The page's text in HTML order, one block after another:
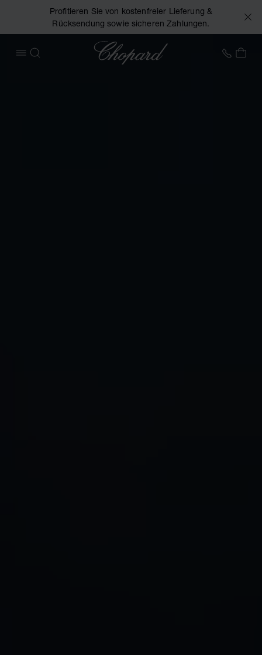
Profitieren Sie von kostenfreier Lieferung &
Rücksendung sowie sicheren Zahlungen.
MENÜ ÖFFNEN
SUCHEN
Chopard +49